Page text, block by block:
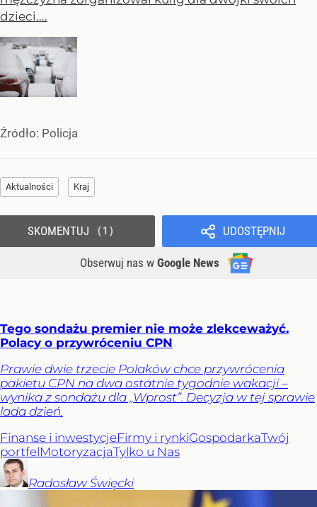
dzieci....
Źródło: Policja
Aktualności Kraj
UDOSTĘPNIJ
Obserwuj nas w Google News
SKOMENTUJ 1
Tego sondażu premier nie może zlekceważyć.
Polacy o przywróceniu CPN
Prawie dwie trzecie Polaków chce przywrócenia
pakietu CPN na dwa ostatnie tygodnie wakacji –
wynika z sondażu dla „Wprost”. Decyzja w tej sprawie
lada dzień.
Finanse i inwestycjeFirmy i rynkiGospodarkaTwój
portfelMotoryzacjaTylko u Nas
Radosław Święcki